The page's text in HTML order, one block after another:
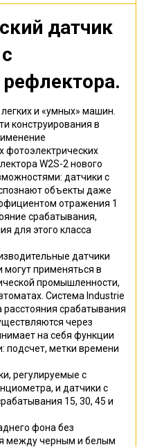
датчик
с
.
и «умных» машин.
конструирования в
фотоэлектрических
W2S-2 нового
датчики с
объекты даже
отражения 1
срабатывания,
для этого класса
датчики
могут применяться в
промышленности,
Система Industrie
расстояния срабатывания
через
на себя функции
подсчет, метки времени
регулируемые с
и датчики с
15, 30, 45 и
фона без
между черным и белым